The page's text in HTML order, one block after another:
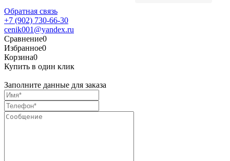
Обратная связь
+7 (902) 730-66-30
cenik001@yandex.ru
Сравнение0
Избранное0
Корзина0
Купить в один клик
Заполните данные для заказа